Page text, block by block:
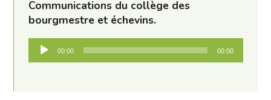
Communications du collège des
bourgmestre et échevins.
Audio
Player
00:00 00:00